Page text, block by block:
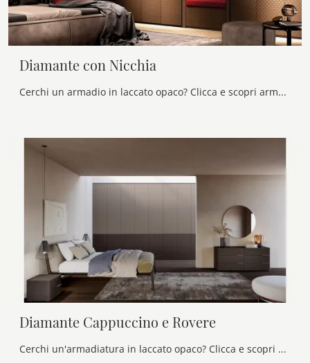
Diamante con Nicchia
Cerchi un armadio in laccato opaco? Clicca e scopri armadi a muro con ante battenti di Olivieri.
Diamante Cappuccino e Rovere
Cerchi un'armadiatura in laccato opaco? Clicca e scopri armadiature a muro con ante battenti di Olivieri.